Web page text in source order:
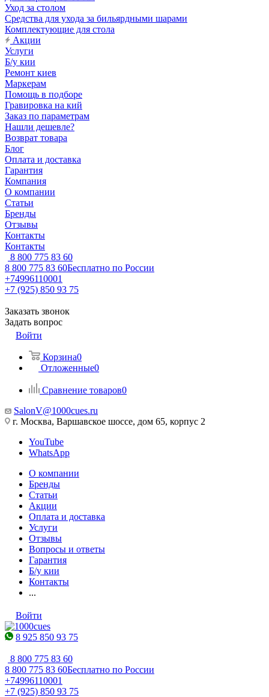
Уход за столом
Средства для ухода за бильярдными шарами
Комплектующие для стола
Акции
Услуги
Б/у кии
Ремонт киев
Маркерам
Помощь в подборе
Гравировка на кий
Заказ по параметрам
Нашли дешевле?
Возврат товара
Блог
Оплата и доставка
Гарантия
Компания
О компании
Статьи
Бренды
Отзывы
Контакты
Контакты
8 800 775 83 60
8 800 775 83 60Бесплатно по России
+74996110001
+7 (925) 850 93 75
Заказать звонок
Задать вопрос
Войти
Корзина0
Отложенные0
Сравнение товаров0
SalonV@1000cues.ru
г. Москва, Варшавское шоссе, дом 65, корпус 2
YouTube
WhatsApp
О компании
Бренды
Статьи
Акции
Оплата и доставка
Услуги
Отзывы
Вопросы и ответы
Гарантия
Б/у кии
Контакты
...
Войти
8 925 850 93 75
8 800 775 83 60
8 800 775 83 60Бесплатно по России
+74996110001
+7 (925) 850 93 75